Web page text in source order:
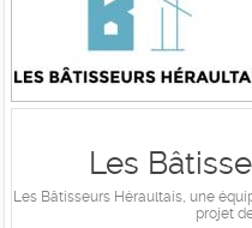
Les
Les Bâtisseurs Héraultais, une
projet